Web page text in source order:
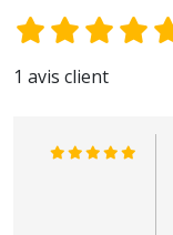
1 avis client